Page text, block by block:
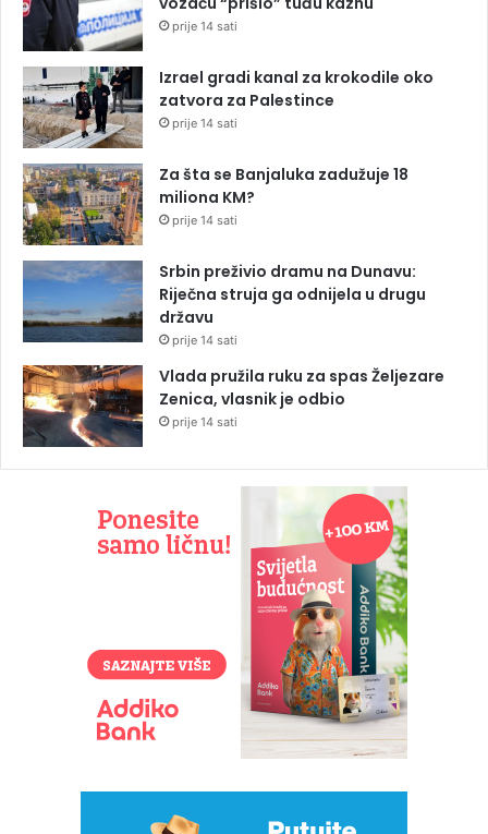
prije 14 sati
Izrael gradi kanal za krokodile oko
zatvora za Palestince
prije 14 sati
Za šta se Banjaluka zadužuje 18
miliona KM?
prije 14 sati
Srbin preživio dramu na Dunavu:
Riječna struja ga odnijela u drugu
državu
prije 14 sati
Vlada pružila ruku za spas Željezare
Zenica, vlasnik je odbio
prije 14 sati